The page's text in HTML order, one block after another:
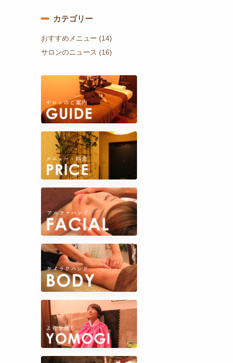
カテゴリー
おすすめメニュー (14)
サロンのニュース (16)